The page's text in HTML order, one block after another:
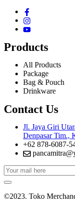
Products
All Products
Package
Bag & Pouch
Drinkware
Contact Us
Jl. Jaya Giri
Denpasar Tim.,
+62 878-6087-
©2023. Toko